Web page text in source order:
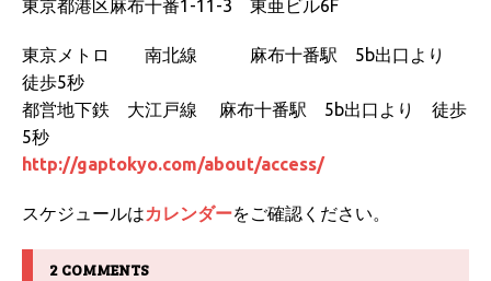
東京都港区麻布十番1-11-3 東亜ビル6F
東京メトロ 南北線 麻布十番駅 5b出口より
徒歩5秒
都営地下鉄 大江戸線 麻布十番駅 5b出口より 徒歩
5秒
http://gaptokyo.com/about/access/
スケジュールはカレンダーをご確認ください。
2 COMMENTS